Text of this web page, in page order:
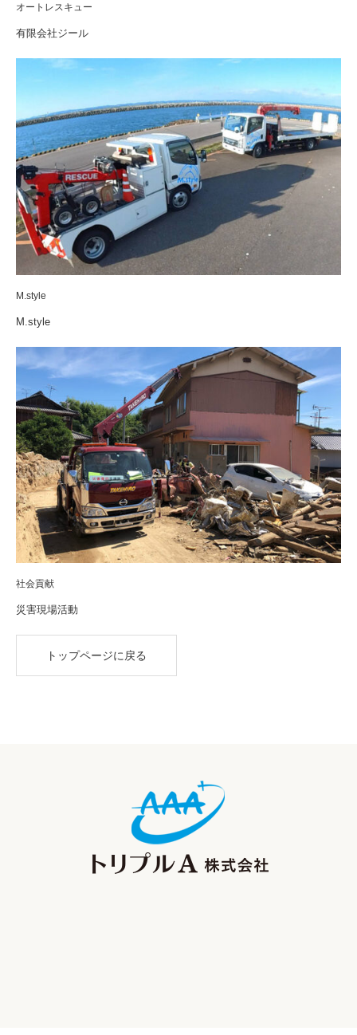
オートレスキュー
有限会社ジール
M.style
M.style
社会貢献
災害現場活動
トップページに戻る